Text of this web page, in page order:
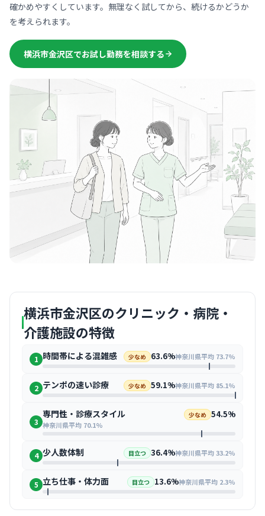
確かめやすくしています。無理なく試してから、続けるかどうか
を考えられます。
横浜市金沢区でお試し勤務を相談する
横浜市金沢区のクリニック・病院・
介護施設の特徴
1 時間帯による混雑感 少なめ 63.6%神奈川県平均 73.7%
2 テンポの速い診療 少なめ 59.1%神奈川県平均 85.1%
3
専門性・診療スタイル 少なめ 54.5%
神奈川県平均 70.1%
4 少人数体制 目立つ 36.4%神奈川県平均 33.2%
5 立ち仕事・体力面 目立つ 13.6%神奈川県平均 2.3%